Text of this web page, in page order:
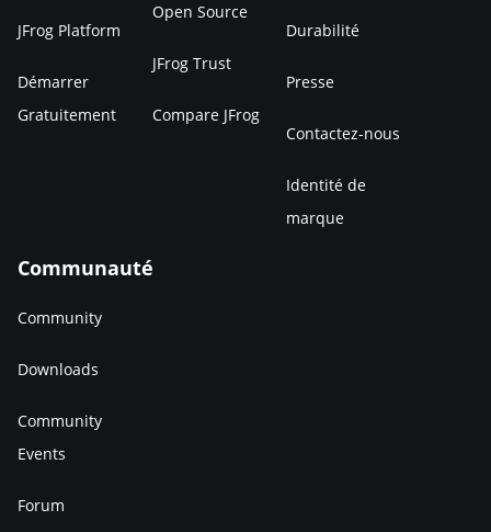
JFrog Platform
Démarrer
Gratuitement
Open Source
JFrog Trust
Compare JFrog
Durabilité
Presse
Contactez-nous
Identité de
marque
Communauté
Community
Downloads
Community
Events
Forum